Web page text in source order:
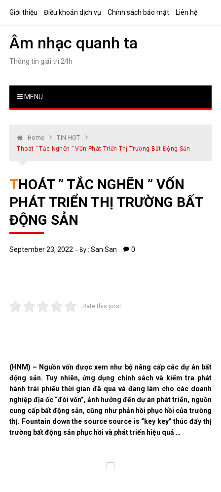
Giới thiệu Điều khoản dịch vụ Chính sách bảo mật Liên hệ
Âm nhạc quanh ta
Thông tin giải trí 24h
MENU
Home
TIN HOT
Thoát ” Tắc Nghẽn ” Vốn Phát Triển Thị Trường Bất Động Sản
THOÁT ” TẮC NGHẼN ” VỐN
PHÁT TRIỂN THỊ TRƯỜNG BẤT
ĐỘNG SẢN
September 23, 2022 By :San San 0
Rate this post
(HNM) – Nguồn vốn được xem như bộ nâng cấp các dự án bất
động sản. Tuy nhiên, ứng dụng chính sách và kiểm tra phát
hành trái phiếu thời gian đã qua và đang làm cho các doanh
nghiệp địa ốc “đói vốn”, ảnh hưởng đến dự án phát triển, nguồn
cung cấp bất động sản, cũng như phản hồi phục hồi của trường
thị. Fountain down the source source is “key key” thúc đẩy thị
trường bất động sản phục hồi và phát triển hiệu quả …